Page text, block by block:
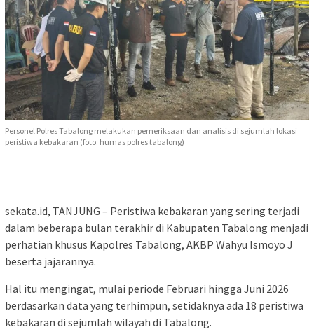
Personel Polres Tabalong melakukan pemeriksaan dan analisis di sejumlah lokasi
peristiwa kebakaran (foto: humas polres tabalong)
sekata.id, TANJUNG – Peristiwa kebakaran yang sering terjadi
dalam beberapa bulan terakhir di Kabupaten Tabalong menjadi
perhatian khusus Kapolres Tabalong, AKBP Wahyu Ismoyo J
beserta jajarannya.
Hal itu mengingat, mulai periode Februari hingga Juni 2026
berdasarkan data yang terhimpun, setidaknya ada 18 peristiwa
kebakaran di sejumlah wilayah di Tabalong.